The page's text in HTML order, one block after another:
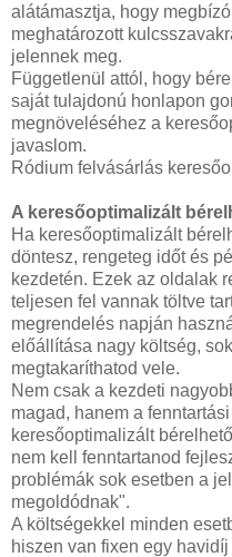
alátámasztja, hogy
meghatározott
jelennek meg.
Függetlenül attól, hogy
saját tulajdonú honlapon
megnöveléséhez a
javaslom.
Ródium felvásárlás
A keresőoptimalizált
Ha keresőoptimalizált
döntesz, rengeteg időt és
kezdetén. Ezek az oldalak
teljesen fel vannak töltve
megrendelés napján
előállítása nagy költség,
megtakaríthatod vele.
Nem csak a kezdeti
magad, hanem a
keresőoptimalizált
nem kell fenntartanod
problémák sok esetben a
megoldódnak".
A költségekkel minden
hiszen van fixen egy havidíj